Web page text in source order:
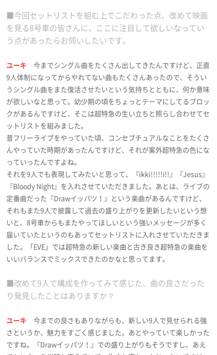
■今回セットリストを組む上でこだわった点、改めて映画
を見る8号車の皆さんに、ここに注目して欲しいなってい
う点があったらお伺いしたいです。
ユーキ 今までシングル曲をたくさん出してきたんですけど、正直
9人体制になってからやれてない曲もたくさんあったので、そうい
うシングル曲をまた復活させたいという気持ちとともに、何か意味
が欲しいなと思って。幼少期の頃をちょっとテーマにしてるブロッ
クがあるんですけど、そこは超特急の生い立ちと照らし合わせてセ
ットリストを組みました。
昔フリーライブをやっていた頃、コンセプチュアルなことをたくさ
んやっていた時期があったんですけど、それが案外超特急の色にな
っていったんですよね。
それを9人でも表現してみたいと思って、『ikki!!!!!i!!』『Jesus』
『Bloody Night』を入れさせていただきました。あとは、ライブの
定番曲だった『Drawイッパツ！』という楽曲があるんですけど、
それもまた9人で披露して過去の盛り上がりを更新したいという想
いと、8号車からもまたやってほしいという強いメッセージが多く
届いていたというのもあってセットリストに入れさせていただきま
した。「EVE」では超特急の新しい楽曲と古き良き超特急の楽曲を
いいバランスでミックスできたのかなと思ってます。
■改めて9人で構成を作ってみて感じた、曲の良さだった
り発見したことはありますか？
ユーキ 今までの良さもありながらも、新しい9人で見せられる強
さというか、魅力をすごく感じました。あとやっていて楽しかった
ですね。『Drawイッパツ！』での盛り上がりもそうですし、あえ